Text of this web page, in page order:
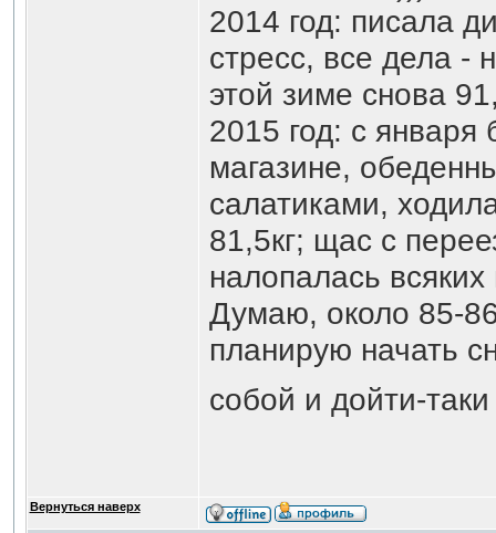
2014 год: писала
стресс, все дела -
этой зиме снова
2015 год: с января
магазине,
салатиками,
81,5кг; щас с
налопалась
Думаю, около 85-
планирую начать
собой и дойти-
Вернуться наверх